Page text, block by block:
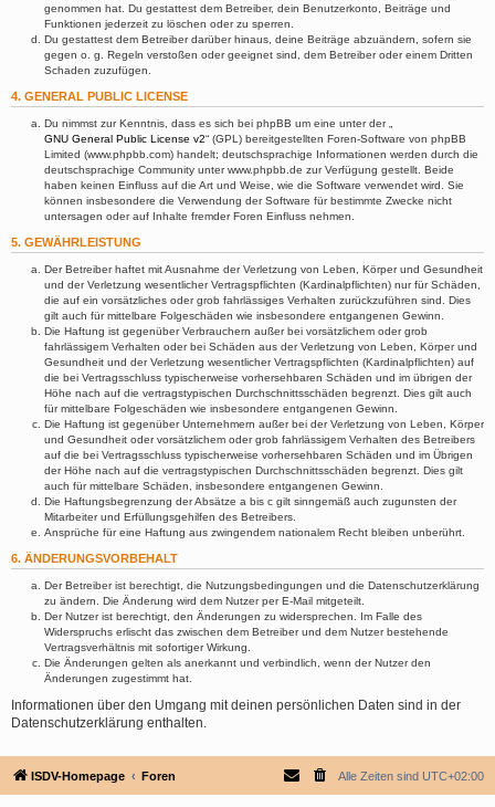
genommen hat. Du gestattest dem Betreiber, dein Benutzerkonto, Beiträge und
Funktionen jederzeit zu löschen oder zu sperren.
Du gestattest dem Betreiber darüber hinaus, deine Beiträge abzuändern, sofern sie
gegen o. g. Regeln verstoßen oder geeignet sind, dem Betreiber oder einem Dritten
Schaden zuzufügen.
4. GENERAL PUBLIC LICENSE
Du nimmst zur Kenntnis, dass es sich bei phpBB um eine unter der „
GNU General Public License v2“ (GPL) bereitgestellten Foren-Software von phpBB
Limited (www.phpbb.com) handelt; deutschsprachige Informationen werden durch die
deutschsprachige Community unter www.phpbb.de zur Verfügung gestellt. Beide
haben keinen Einfluss auf die Art und Weise, wie die Software verwendet wird. Sie
können insbesondere die Verwendung der Software für bestimmte Zwecke nicht
untersagen oder auf Inhalte fremder Foren Einfluss nehmen.
5. GEWÄHRLEISTUNG
Der Betreiber haftet mit Ausnahme der Verletzung von Leben, Körper und Gesundheit
und der Verletzung wesentlicher Vertragspflichten (Kardinalpflichten) nur für Schäden,
die auf ein vorsätzliches oder grob fahrlässiges Verhalten zurückzuführen sind. Dies
gilt auch für mittelbare Folgeschäden wie insbesondere entgangenen Gewinn.
Die Haftung ist gegenüber Verbrauchern außer bei vorsätzlichem oder grob
fahrlässigem Verhalten oder bei Schäden aus der Verletzung von Leben, Körper und
Gesundheit und der Verletzung wesentlicher Vertragspflichten (Kardinalpflichten) auf
die bei Vertragsschluss typischerweise vorhersehbaren Schäden und im übrigen der
Höhe nach auf die vertragstypischen Durchschnittsschäden begrenzt. Dies gilt auch
für mittelbare Folgeschäden wie insbesondere entgangenen Gewinn.
Die Haftung ist gegenüber Unternehmern außer bei der Verletzung von Leben, Körper
und Gesundheit oder vorsätzlichem oder grob fahrlässigem Verhalten des Betreibers
auf die bei Vertragsschluss typischerweise vorhersehbaren Schäden und im Übrigen
der Höhe nach auf die vertragstypischen Durchschnittsschäden begrenzt. Dies gilt
auch für mittelbare Schäden, insbesondere entgangenen Gewinn.
Die Haftungsbegrenzung der Absätze a bis c gilt sinngemäß auch zugunsten der
Mitarbeiter und Erfüllungsgehilfen des Betreibers.
Ansprüche für eine Haftung aus zwingendem nationalem Recht bleiben unberührt.
6. ÄNDERUNGSVORBEHALT
Der Betreiber ist berechtigt, die Nutzungsbedingungen und die Datenschutzerklärung
zu ändern. Die Änderung wird dem Nutzer per E-Mail mitgeteilt.
Der Nutzer ist berechtigt, den Änderungen zu widersprechen. Im Falle des
Widerspruchs erlischt das zwischen dem Betreiber und dem Nutzer bestehende
Vertragsverhältnis mit sofortiger Wirkung.
Die Änderungen gelten als anerkannt und verbindlich, wenn der Nutzer den
Änderungen zugestimmt hat.
Informationen über den Umgang mit deinen persönlichen Daten sind in der
Datenschutzerklärung enthalten.
ISDV-Homepage Foren Alle Zeiten sind UTC+02:00